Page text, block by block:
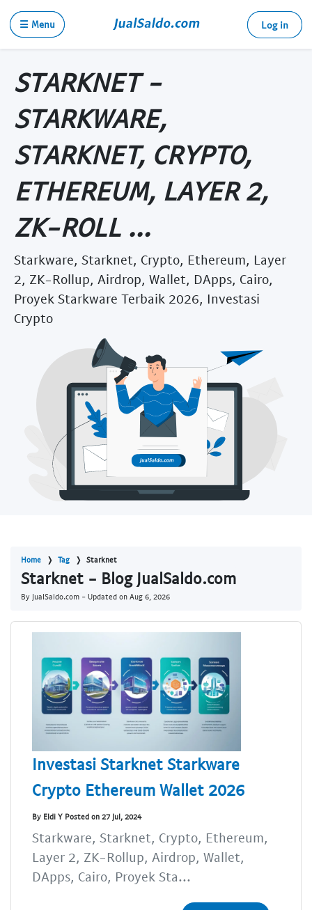
☰ Menu Log in
STARKNET -
STARKWARE,
STARKNET, CRYPTO,
ETHEREUM, LAYER 2,
ZK-ROLL ...
Starkware, Starknet, Crypto, Ethereum, Layer
2, ZK-Rollup, Airdrop, Wallet, DApps, Cairo,
Proyek Starkware Terbaik 2026, Investasi
Crypto
Home Tag Starknet
Starknet - Blog JualSaldo.com
By JualSaldo.com - Updated on Aug 6, 2026
Investasi Starknet Starkware
Crypto Ethereum Wallet 2026
By Eldi Y Posted on 27 Jul, 2024
Starkware, Starknet, Crypto, Ethereum,
Layer 2, ZK-Rollup, Airdrop, Wallet,
DApps, Cairo, Proyek Sta...